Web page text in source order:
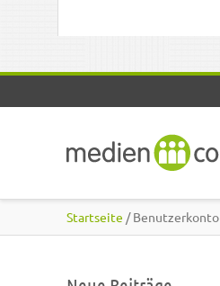
Startseite / Benutzerkonto